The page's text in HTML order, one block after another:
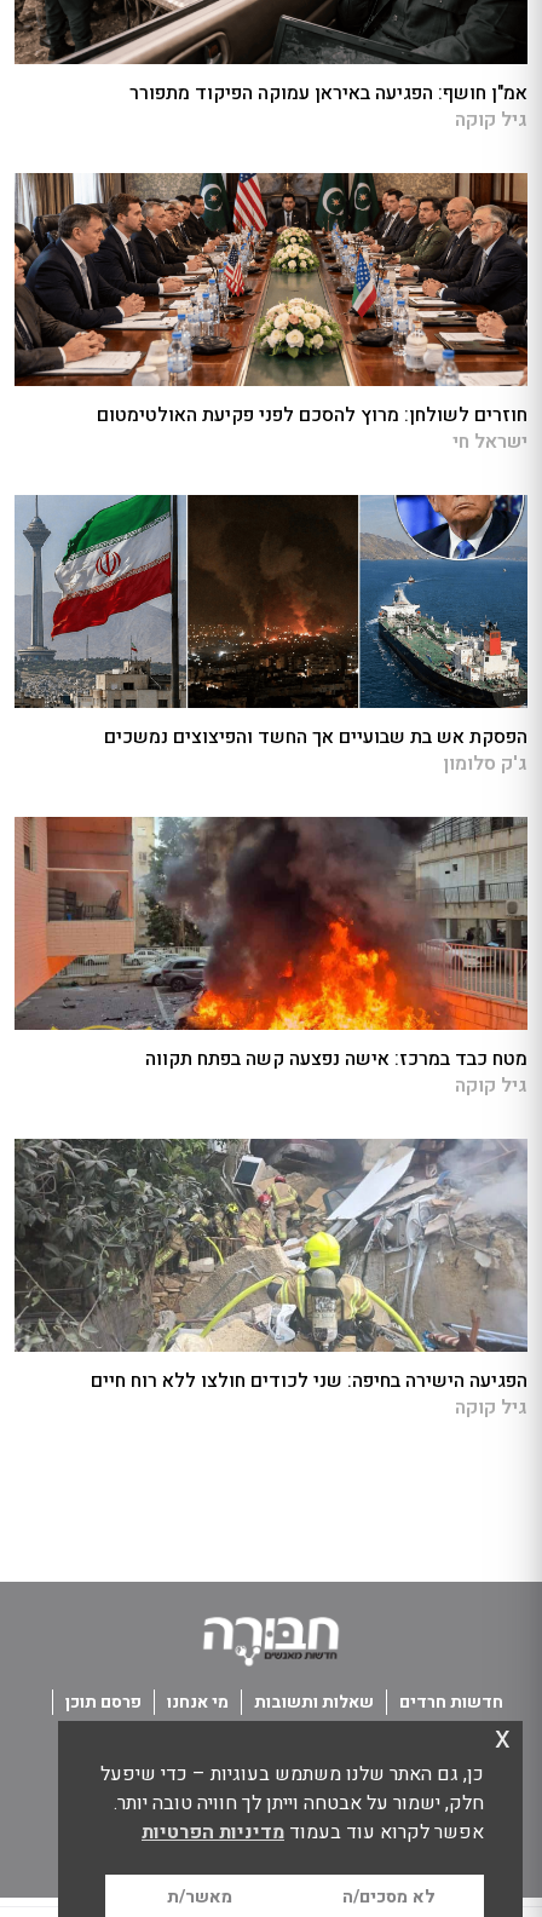
כן, גם האתר שלנו משתמש בעוגיות – כדי שיפעל
חלק, ישמור על אבטחה וייתן לך חוויה טובה יותר.
אפשר לקרוא עוד בעמוד מדיניות הפרטיות
לא מסכים/ה מאשר/ת
x
אמ"ן חושף: הפגיעה באיראן עמוקה הפיקוד מתפורר
גיל קוקה
חוזרים לשולחן: מרוץ להסכם לפני פקיעת האולטימטום
ישראל חי
הפסקת אש בת שבועיים אך החשד והפיצוצים נמשכים
ג'ק סלומון
מטח כבד במרכז: אישה נפצעה קשה בפתח תקווה
גיל קוקה
הפגיעה הישירה בחיפה: שני לכודים חולצו ללא רוח חיים
גיל קוקה
חדשות חרדים שאלות ותשובות מי אנחנו
פרסם תוכן
כל הזכויות שמורות חבורה - חדשות מאנשים